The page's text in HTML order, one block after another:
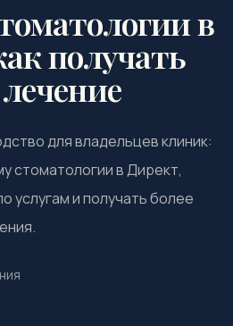
в
получать
для владельцев клиник:
стоматологии в Директ,
услугам и получать более